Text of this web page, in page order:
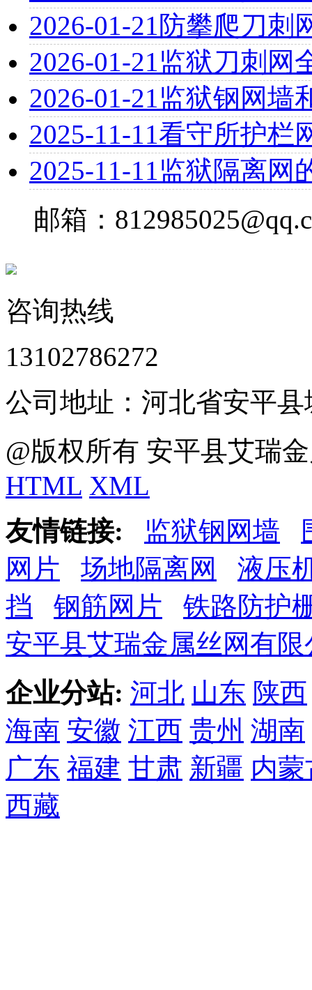
2026-01-21 防攀爬刀刺
2026-01-21监狱刀刺网
2026-01-21监狱钢网墙
2025-11-11看守所护栏
2025-11-11监狱隔离网
邮箱：
咨询热线
13102786272
公司地址：河北省安平
@版权所有 安平县艾瑞
HTML XML
友情链接:
监狱钢网墙
网片
场地隔离网
液压
挡
钢筋网片
铁路防护
安平县艾瑞金属丝网有限
企业分站: 河北 山东 陕西
海南 安徽 江西 贵州 湖南
广东 福建 甘肃 新疆 内蒙
西藏